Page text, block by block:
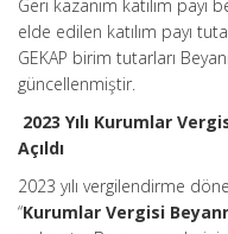
Geri kazanım katılım
elde edilen katılım payı
GEKAP birim tutarları
güncellenmiştir.
2023 Yılı Kurumlar
Açıldı
2023 yılı vergilendirme
“Kurumlar Vergisi